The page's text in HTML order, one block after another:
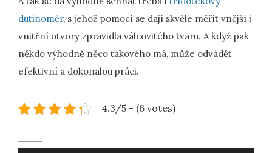
dutinoměr, s jehož pomocí se dají skvěle měřit vnější i
vnitřní otvory zpravidla válcovitého tvaru. A když pak
někdo výhodně něco takového má, může odvádět
efektivní a dokonalou práci.
4.3/5 - (6 votes)